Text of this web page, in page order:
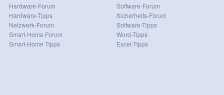
Hardware-Forum
Hardware-Tipps
Netzwerk-Forum
Smart-Home Forum
Smart-Home Tipps
Software-Forum
Sicherheits-Forum
Software-Tipps
Word-Tipps
Excel-Tipps